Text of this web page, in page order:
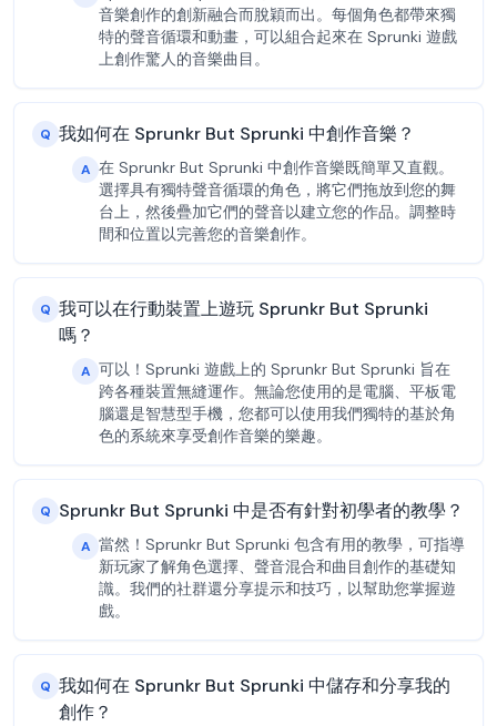
音樂創作的創新融合而脫穎而出。每個角色都帶來獨
特的聲音循環和動畫，可以組合起來在 Sprunki 遊戲
上創作驚人的音樂曲目。
Q 我如何在 Sprunkr But Sprunki 中創作音樂？
A 在 Sprunkr But Sprunki 中創作音樂既簡單又直觀。
選擇具有獨特聲音循環的角色，將它們拖放到您的舞
台上，然後疊加它們的聲音以建立您的作品。調整時
間和位置以完善您的音樂創作。
Q 我可以在行動裝置上遊玩 Sprunkr But Sprunki
嗎？
A 可以！Sprunki 遊戲上的 Sprunkr But Sprunki 旨在
跨各種裝置無縫運作。無論您使用的是電腦、平板電
腦還是智慧型手機，您都可以使用我們獨特的基於角
色的系統來享受創作音樂的樂趣。
Q Sprunkr But Sprunki 中是否有針對初學者的教學？
A 當然！Sprunkr But Sprunki 包含有用的教學，可指導
新玩家了解角色選擇、聲音混合和曲目創作的基礎知
識。我們的社群還分享提示和技巧，以幫助您掌握遊
戲。
Q 我如何在 Sprunkr But Sprunki 中儲存和分享我的
創作？